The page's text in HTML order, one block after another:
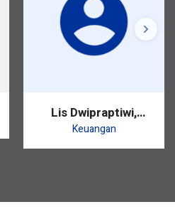
Lis Dwipraptiwi,
S.Pd.
Keuangan